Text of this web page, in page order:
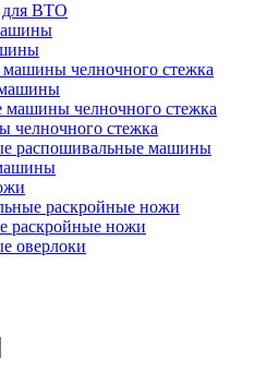
для ВТО
челночного стежка
челночного стежка
челночного стежка
распошивальные машины
раскройные ножи
раскройные ножи
оверлоки